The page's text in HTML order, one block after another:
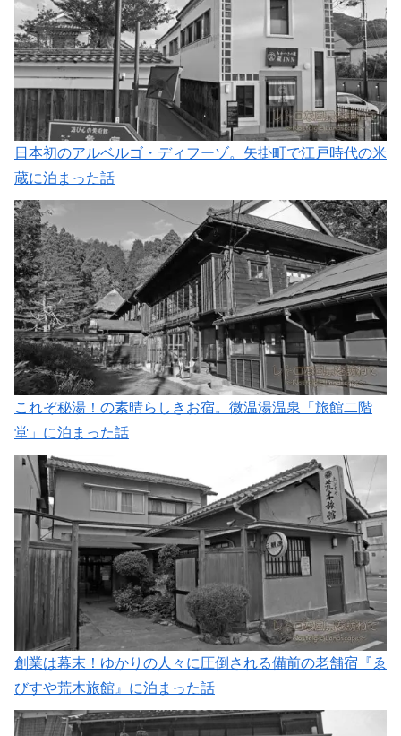
日本初のアルベルゴ・ディフーゾ。矢掛町で江戸時代の米
蔵に泊まった話
これぞ秘湯！の素晴らしきお宿。微温湯温泉「旅館二階
堂」に泊まった話
創業は幕末！ゆかりの人々に圧倒される備前の老舗宿『ゑ
びすや荒木旅館』に泊まった話